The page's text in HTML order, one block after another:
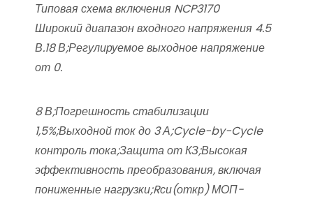
Типовая схема включения NCP3170
Широкий диапазон входного напряжения 4.5
В.18 В;Регулируемое выходное напряжение
от 0.
8 В;Погрешность стабилизации
1,5%;Выходной ток до 3 А;Cycle−by−Cycle
контроль тока;Защита от КЗ;Высокая
эффективность преобразования, включая
пониженные нагрузки;Rси(откр) МОП-